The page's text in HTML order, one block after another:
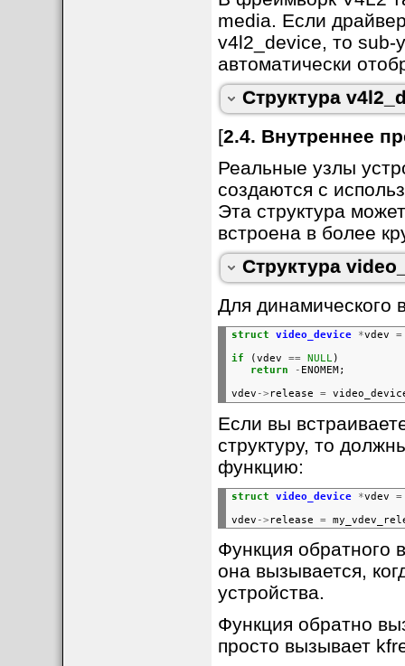
media. Если
v4l2_device, то sub-
автоматически
Структура
Замечания:
1. dev->driver_data
2. Поле dev может
устройства.
[2.4. Внутреннее
Реальные узлы
создаются с
Эта структура
встроена в более
Структура
char name[64];
enum vfl_devnode_type
int minor; u16
num;
unsigned
int
index;
/* Дескрипторы файлов
spinlock_t fh_lock;
struct list_head
int
dev_debug;
/* Функции обратного
void
(*release)( struct
const
struct
};
Для динамического
struct video_device *vdev
=
if
(vdev == NULL)
return
- ENOMEM;
vdev -> release =
Если вы
структуру, то
функцию:
struct video_device *vdev
=
vdev -> release =
Функция обратного
она вызывается,
устройства.
Функция обратно
просто вызывает